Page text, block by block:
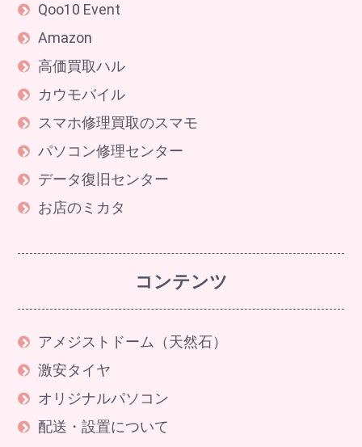
Qoo10 Event
Amazon
高価買取ハル
カウモバイル
スマホ修理買取のスマモ
パソコン修理センター
データ復旧センター
お店のミカタ
コンテンツ
アメジストドーム（天然石）
激安タイヤ
オリジナルパソコン
配送・設置について